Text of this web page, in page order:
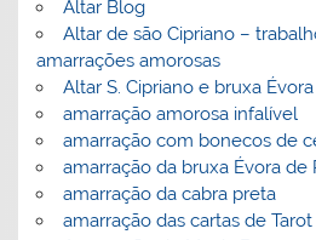
Altar Blog
Altar de são Cipriano –
amarrações amorosas
Altar S. Cipriano e bruxa Évora
amarração amorosa infalível
amarração com bonecos de
amarração da bruxa Évora de
amarração da cabra preta
amarração das cartas de Tarot